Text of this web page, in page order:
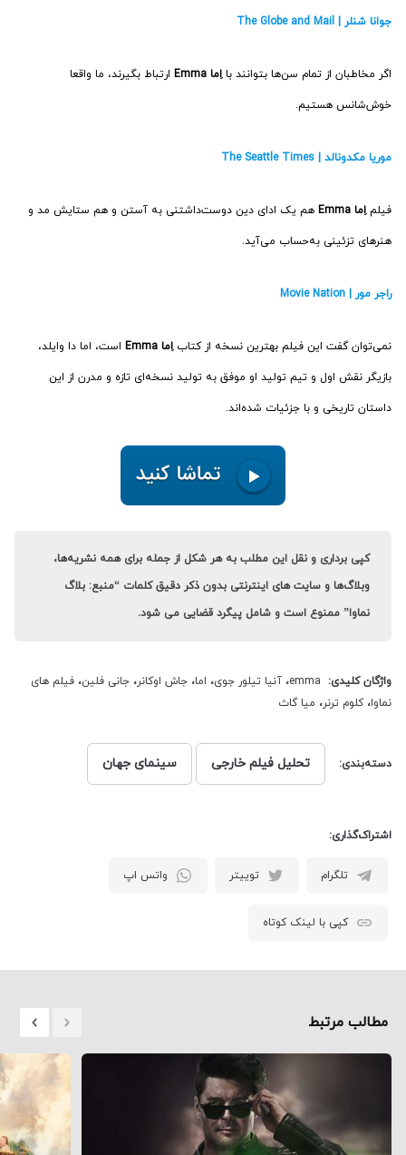
جوانا شنلر | The Globe and Mail
اگر مخاطبان از تمام سن‌ها بتوانند بااِما Emma ارتباط بگیرند، ما واقعا
خوش‌شانس هستیم.
موریا مکدونالد | The Seattle Times
فیلماِما Emma هم یک ادای دین دوست‌داشتنی به آستن و هم ستایش مد و
هنرهای تزئینی به‌حساب می‌آید.
راجر مور | Movie Nation
نمی‌توان گفت این فیلم بهترین نسخه از کتاباِما Emma است، اما دا وایلد،
بازیگر نقش اول و تیم تولید او موفق به تولید نسخه‌ای تازه و مدرن از این
داستان تاریخی و با جزئیات شده‌اند.
کپی برداری و نقل این مطلب به هر شکل از جمله برای همه نشریه‌ها،
وبلاگ‌ها و سایت های اینترنتی بدون ذکر دقیق کلمات “منبع: بلاگ
نماوا” ممنوع است و شامل پیگرد قضایی می شود.
واژگان کلیدی: emma، آنیا تیلور جوی، اما، جاش اوکانر، جانی فلین، فیلم های
نماوا، کلوم ترنر، میا گاث
دسته‌بندی: تحلیل فیلم خارجی سینمای جهان
اشتراک‌گذاری:
تلگرام توییتر واتس اپ
کپی با لینک کوتاه
مطالب مرتبط